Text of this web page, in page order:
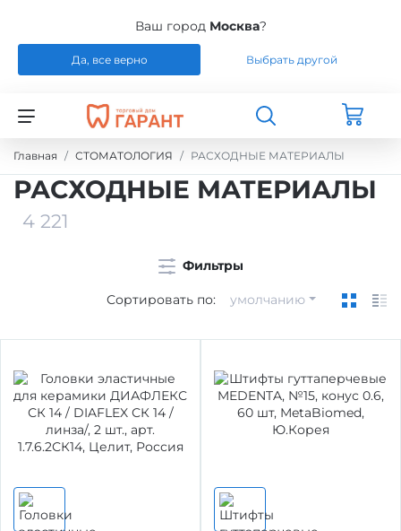
Ваш город Москва?
Да, все верно Выбрать другой
Назад
СТОМАТОЛОГИЯ
Назад
РАСХОДНЫЕ МАТЕРИАЛЫ
ЭНДОДОНТИЧЕСКОЕ ЛЕЧЕНИЕ
ПРОВОЛОКА, ГИЛЬЗЫ, ШИНЫ, КЛАММЕРА
ПОЛИРОВКА, ШЛИФОВКА КОМПОЗИТОВ Б/
ИНСТРУМЕНТ ТЕРАПИЯ, ОРТОПЕДИЯ,
ОБОРУДОВАНИЕ
Назад
Назад
РАСХОДНЫЕ МАТЕРИАЛЫ
СИЛИКОНЫ
МОДЕЛЕЙ
ПЛАСТМАССЫ
Главная СТОМАТОЛОГИЯ РАСХОДНЫЕ МАТЕРИАЛЫ
РАСХОДНЫЕ МАТЕРИАЛЫ
4 221
Фильтры
Сортировать по: умолчанию